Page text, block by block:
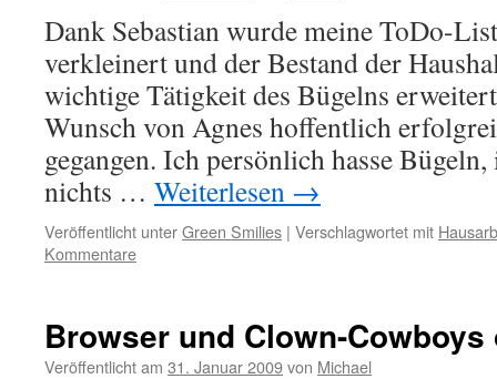
Dank Sebastian wurde meine ToDo-
verkleinert und der Bestand der
wichtige Tätigkeit des Bügelns
Wunsch von Agnes hoffentlich
gegangen. Ich persönlich hasse
nichts … Weiterlesen →
Veröffentlicht unterGreen Smilies | Verschlagwortet mit
Kommentare
Browser und Clown-
Veröffentlicht am 31. Januar 2009von Michael